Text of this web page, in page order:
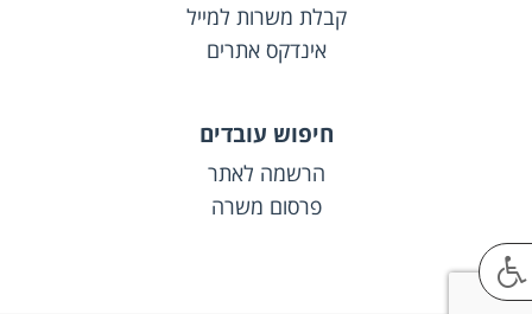
קבלת משרות למייל
אינדקס אתרים
חיפוש עובדים
הרשמה לאתר
פרסום משרה